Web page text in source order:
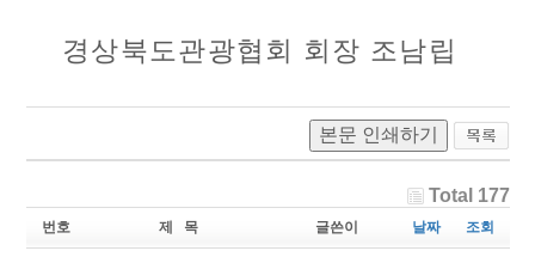
경상북도관광협회 회장 조남립
본문 인쇄하기
Total 177
번호 제 목 글쓴이 날짜 조회